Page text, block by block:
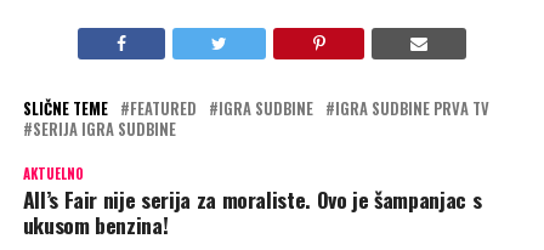
SLIČNE TEME FEATURED IGRA SUDBINE
IGRA SUDBINE PRVA TV
SERIJA IGRA SUDBINE
AKTUELNO
All’s Fair nije serija za moraliste. Ovo je šampanjac s
ukusom benzina!